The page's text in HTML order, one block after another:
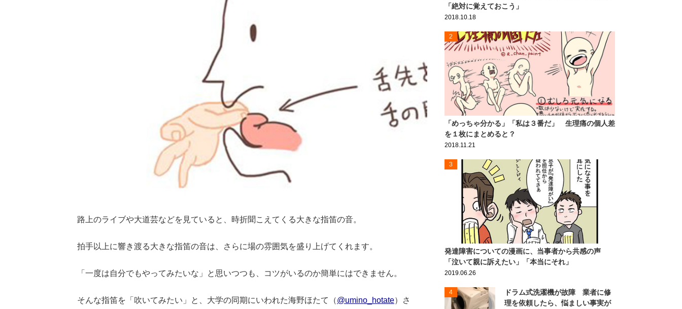
路上のライブや大道芸などを見ていると、時折聞こえてくる大きな指笛の音。
拍手以上に響き渡る大きな指笛の音は、さらに場の雰囲気を盛り上げてくれます。
「一度は自分でもやってみたいな」と思いつつも、コツがいるのか簡単にはできません。
そんな指笛を「吹いてみたい」と、大学の同期にいわれた海野ほたて（@umino_hotate）さ
「絶対に覚えておこう」
2018.10.18
2
「めっちゃ分かる」「私は３番だ」 生理痛の個人差
を１枚にまとめると？
2018.11.21
3
発達障害についての漫画に、当事者から共感の声
「泣いて親に訴えたい」「本当にそれ」
2019.06.26
4
ドラム式洗濯機が故障 業者に修
理を依頼したら、悩ましい事実が